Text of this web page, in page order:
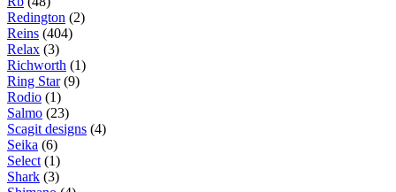
Redington (2)
Reins (404)
Relax (3)
Richworth (1)
Ring Star(9)
Rodio (1)
Salmo (23)
Scagit designs (4)
Seika (6)
Select (1)
Shark (3)